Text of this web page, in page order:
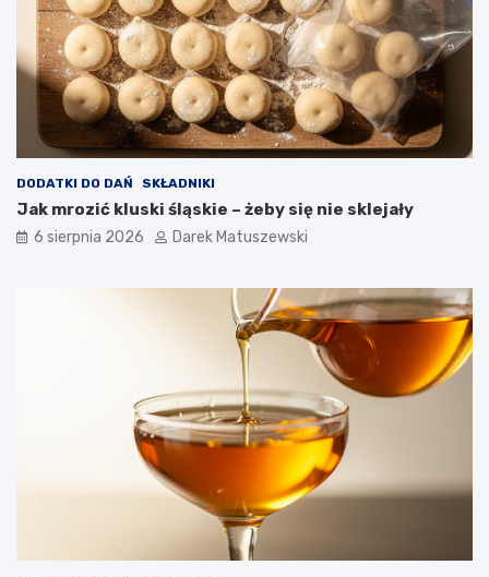
n
y
o
t
r
w
DODATKI DO DAŃ SKŁADNIKI
Jak mrozić kluski śląskie – żeby się nie sklejały
6 sierpnia 2026 Darek Matuszewski